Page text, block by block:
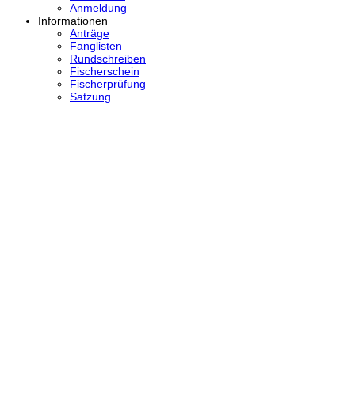
Anmeldung
Informationen
Anträge
Fanglisten
Rundschreiben
Fischerschein
Fischerprüfung
Satzung